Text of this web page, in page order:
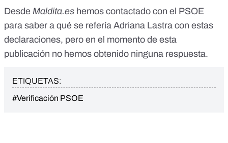
Desde Maldita.es hemos contactado con el PSOE
para saber a qué se refería Adriana Lastra con estas
declaraciones, pero en el momento de esta
publicación no hemos obtenido ninguna respuesta.
ETIQUETAS:
#Verificación PSOE